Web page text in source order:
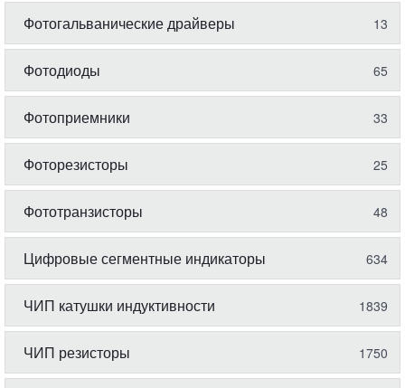
Фотогальванические драйверы 13
Фотодиоды 65
Фотоприемники 33
Фоторезисторы 25
Фототранзисторы 48
Цифровые сегментные индикаторы 634
ЧИП катушки индуктивности 1839
ЧИП резисторы 1750